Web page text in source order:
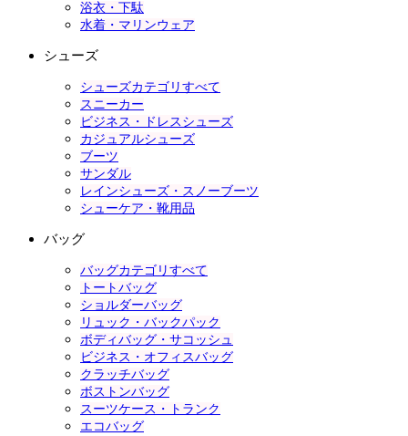
浴衣・下駄
水着・マリンウェア
シューズ
シューズカテゴリすべて
スニーカー
ビジネス・ドレスシューズ
カジュアルシューズ
ブーツ
サンダル
レインシューズ・スノーブーツ
シューケア・靴用品
バッグ
バッグカテゴリすべて
トートバッグ
ショルダーバッグ
リュック・バックパック
ボディバッグ・サコッシュ
ビジネス・オフィスバッグ
クラッチバッグ
ボストンバッグ
スーツケース・トランク
エコバッグ